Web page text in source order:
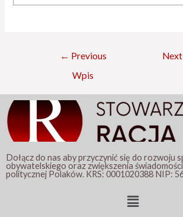
← Previous
Wpis
Dołącz do nas aby przyczynić się do rozwoju
obywatelskiego oraz zwiększenia
politycznej Polaków. KRS: 0001020388 NIP:
Menu